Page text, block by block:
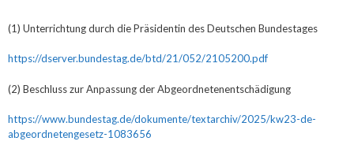
(1) Unterrichtung durch die Präsidentin des Deutschen Bundestages
https://dserver.bundestag.de/btd/21/052/2105200.pdf
(2) Beschluss zur Anpassung der Abgeordneten­entschädigung
https://www.bundestag.de/dokumente/textarchiv/2025/kw23-de-
abgeordnetengesetz-1083656